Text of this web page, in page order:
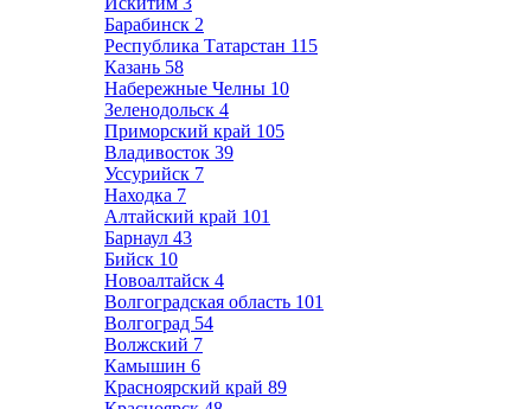
Барабинск 2
Республика Татарстан 115
Казань 58
Набережные Челны 10
Зеленодольск 4
Приморский край 105
Владивосток 39
Уссурийск 7
Находка 7
Алтайский край 101
Барнаул 43
Бийск 10
Новоалтайск 4
Волгоградская область 101
Волгоград 54
Волжский 7
Камышин 6
Красноярский край 89